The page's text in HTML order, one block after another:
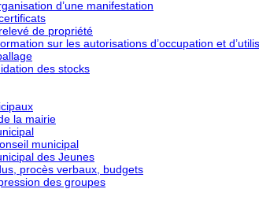
d’une manifestation
de propriété
sur les autorisations d’occupation et
des stocks
la mairie
municipal
des Jeunes
procès verbaux, budgets
des groupes